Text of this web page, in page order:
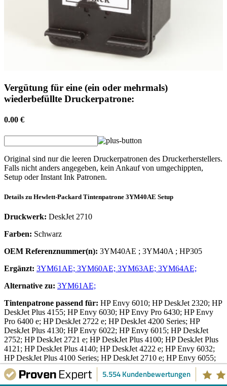
Vergütung für eine (ein oder mehrmals)
wiederbefüllte Druckerpatrone:
0.00 €
Original sind nur die leeren Druckerpatronen des Druckerherstellers.
Falls nicht anders angegeben, kein Ankauf von umgechippten,
Setup oder Instant Ink Patronen.
Details zu Hewlett-Packard Tintenpatrone 3YM40AE Setup
Druckwerk: DeskJet 2710
Farben: Schwarz
OEM Referenznummer(n): 3YM40AE ; 3YM40A ; HP305
Ergänzt: 3YM61AE; 3YM60AE; 3YM63AE; 3YM64AE;
Alternative zu: 3YM61AE;
Tintenpatrone passend für: HP Envy 6010; HP DeskJet 2320; HP
DeskJet Plus 4155; HP Envy 6030; HP Envy Pro 6430; HP Envy
Pro 6400 e; HP DeskJet 2722 e; HP DeskJet 4200 Series; HP
DeskJet Plus 4130; HP Envy 6022; HP Envy 6015; HP DeskJet
2752; HP DeskJet 2721 e; HP DeskJet Plus 4100; HP DeskJet Plus
4121; HP DeskJet Plus 4140; HP DeskJet 4222 e; HP Envy 6032;
HP DeskJet Plus 4100 Series; HP DeskJet 2710 e; HP Envy 6055;
HP DeskJet 2820 e; HP Envy 6020 e; HP DeskJet Plus 4158; HP
Envy 6420 e; HP Envy 6475 e All-in-One; HP DeskJet Plus 4130 e;
5.554 Kundenbewertungen